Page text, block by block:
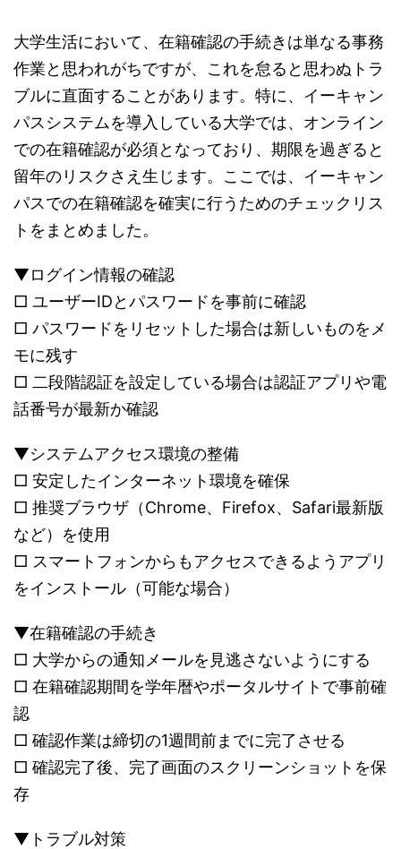
大学生活において、在籍確認の手続きは単なる事務
作業と思われがちですが、これを怠ると思わぬトラ
ブルに直面することがあります。特に、イーキャン
パスシステムを導入している大学では、オンライン
での在籍確認が必須となっており、期限を過ぎると
留年のリスクさえ生じます。ここでは、イーキャン
パスでの在籍確認を確実に行うためのチェックリス
トをまとめました。
▼ログイン情報の確認
□ ユーザーIDとパスワードを事前に確認
□ パスワードをリセットした場合は新しいものをメ
モに残す
□ 二段階認証を設定している場合は認証アプリや電
話番号が最新か確認
▼システムアクセス環境の整備
□ 安定したインターネット環境を確保
□ 推奨ブラウザ（Chrome、Firefox、Safari最新版
など）を使用
□ スマートフォンからもアクセスできるようアプリ
をインストール（可能な場合）
▼在籍確認の手続き
□ 大学からの通知メールを見逃さないようにする
□ 在籍確認期間を学年暦やポータルサイトで事前確
認
□ 確認作業は締切の1週間前までに完了させる
□ 確認完了後、完了画面のスクリーンショットを保
存
▼トラブル対策